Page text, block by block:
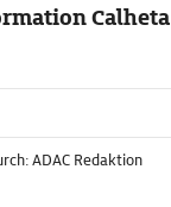
Calheta
ADAC Redaktion